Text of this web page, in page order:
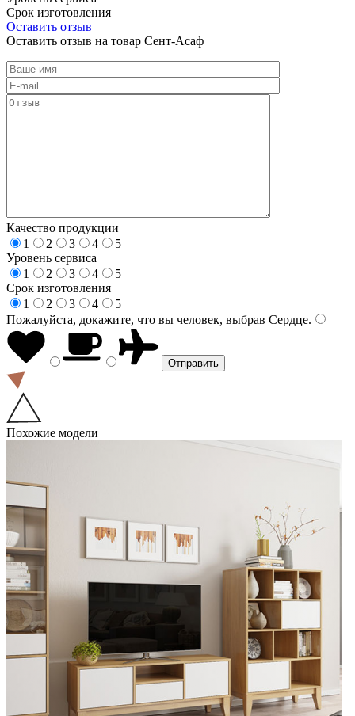
Срок изготовления
Оставить отзыв
Оставить отзыв на товар Сент-Асаф
Качество продукции
1
2 3 4
5
Уровень сервиса
1
2 3 4
5
Срок изготовления
1
2 3 4
5
Пожалуйста, докажите, что вы человек, выбрав Сердце.
Похожие модели